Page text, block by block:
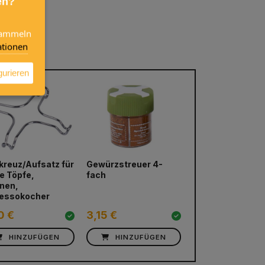
Aufsatz für
Töpfe,
€
HINZUFÜGEN
Gewürzstreuer 4-
fach
3,15 €
HINZUFÜGEN